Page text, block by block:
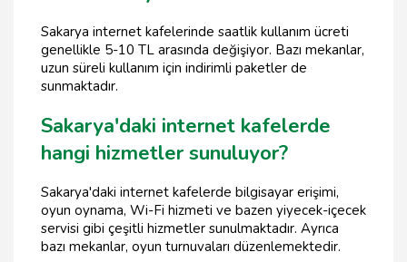
Sakarya internet kafelerinde saatlik kullanım ücreti
genellikle 5-10 TL arasında değişiyor. Bazı mekanlar,
uzun süreli kullanım için indirimli paketler de
sunmaktadır.
Sakarya'daki internet kafelerde
hangi hizmetler sunuluyor?
Sakarya'daki internet kafelerde bilgisayar erişimi,
oyun oynama, Wi-Fi hizmeti ve bazen yiyecek-içecek
servisi gibi çeşitli hizmetler sunulmaktadır. Ayrıca
bazı mekanlar, oyun turnuvaları düzenlemektedir.